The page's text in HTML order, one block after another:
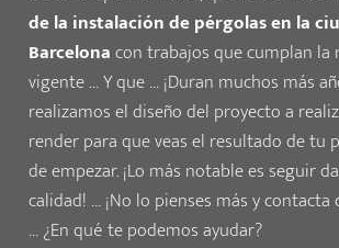
de la instalación de pérgolas en la
Barcelonacon trabajos que cumplan la
vigente … Y que … ¡Duran muchos más
realizamos el diseño del proyecto a
render para que veas el resultado de tu
de empezar. ¡Lo más notable es seguir
calidad! … ¡No lo pienses más y
…¿En qué te podemos ayudar?